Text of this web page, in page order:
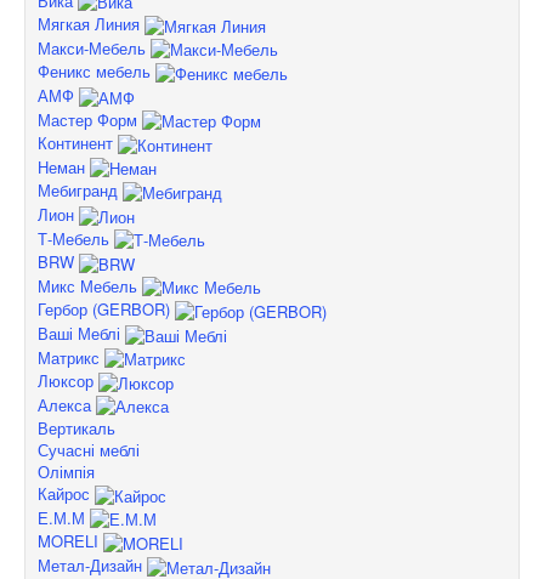
Мягкая Линия
Макси-Мебель
Феникс мебель
АМФ
Мастер Форм
Континент
Неман
Мебигранд
Лион
Т-Мебель
BRW
Микс Мебель
Гербор (GERBOR)
Ваші Меблі
Матрикс
Люксор
Алекса
Вертикаль
Сучасні меблі
Олімпія
Кайрос
Е.М.М
MORELI
Метал-Дизайн